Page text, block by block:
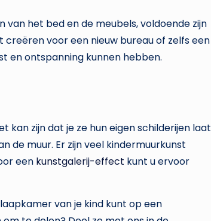
het bed en de meubels, voldoende zijn
voor een nieuw bureau of zelfs een
en ontspanning kunnen hebben.
kan zijn dat je ze hun eigen schilderijen laat
de muur. Er zijn veel kindermuurkunst
een kunstgalerij-effect kunt u ervoor
van je kind kunt op een